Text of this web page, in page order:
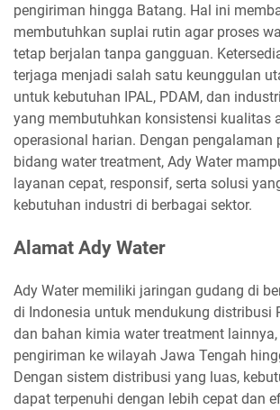
pengiriman hingga Batang. Hal ini
membutuhkan suplai rutin agar proses
tetap berjalan tanpa gangguan.
terjaga menjadi salah satu keunggulan
untuk kebutuhan IPAL, PDAM, dan
yang membutuhkan konsistensi kualitas
operasional harian. Dengan pengalaman
bidang water treatment, Ady Water
layanan cepat, responsif, serta solusi
kebutuhan industri di berbagai sektor.
Alamat Ady Water
Ady Water memiliki jaringan gudang di
di Indonesia untuk mendukung distribusi
dan bahan kimia water treatment
pengiriman ke wilayah Jawa Tengah
Dengan sistem distribusi yang luas,
dapat terpenuhi dengan lebih cepat dan